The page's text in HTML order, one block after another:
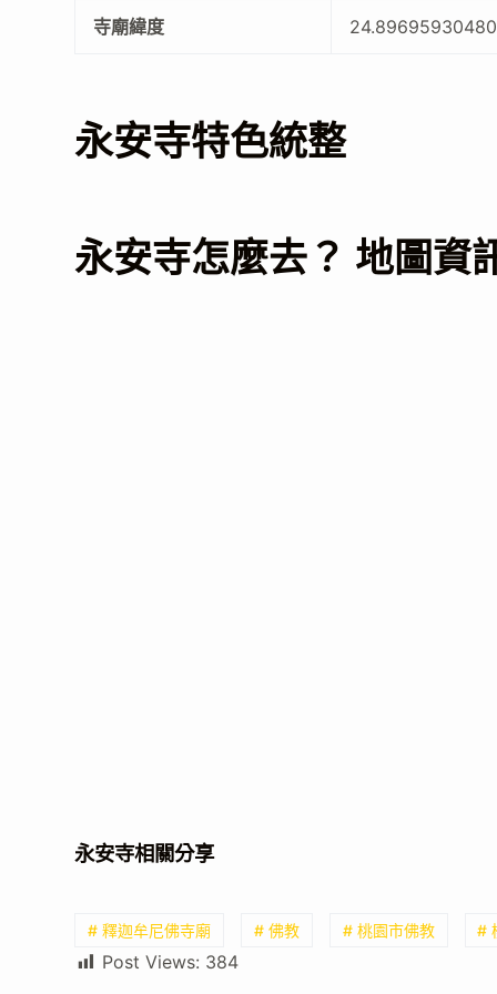
寺廟緯度
永安寺特色統整
永安寺怎麼去？ 地圖資
永安寺相關分享
# 釋迦牟尼佛寺廟 # 佛教 # 桃園市佛教 #
Post Views: 384